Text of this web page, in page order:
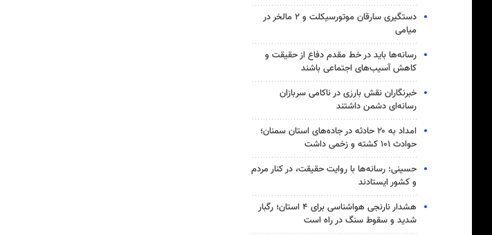
دستگیری سارقان موتورسیکلت و ۲ مالخر در
میامی
رسانه‌ها باید در خط مقدم دفاع از حقیقت و
کاهش آسیب‌های اجتماعی باشند
خبرنگاران نقش بارزی در ناکامی سربازان
رسانه‌ای دشمن داشتند
امداد به ۲۰ حادثه در جاده‌های استان سمنان؛
حوادث ۱۰۱ کشته و زخمی داشت
حسینی: رسانه‌ها با روایت حقیقت، در کنار مردم
و کشور ایستادند
هشدار نارنجی هواشناسی برای ۴ استان؛ رگبار
شدید و سقوط سنگ در راه است